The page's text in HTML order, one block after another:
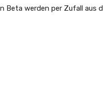
Beta werden per Zufall